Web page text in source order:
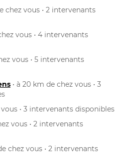
chez vous • 2 intervenants
vous • 4 intervenants
vous • 5 intervenants
• à 20 km de chez vous • 3
vous • 3 intervenants disponibles
vous • 2 intervenants
chez vous • 2 intervenants